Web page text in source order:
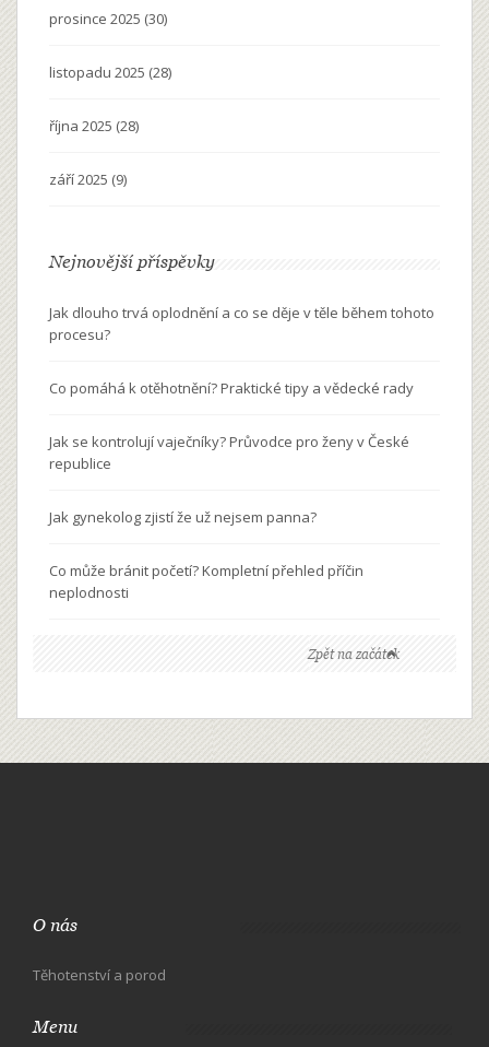
prosince 2025 (30)
listopadu 2025 (28)
října 2025 (28)
září 2025 (9)
Nejnovější příspěvky
Jak dlouho trvá oplodnění a co se děje v těle během tohoto
procesu?
Co pomáhá k otěhotnění? Praktické tipy a vědecké rady
Jak se kontrolují vaječníky? Průvodce pro ženy v České
republice
Jak gynekolog zjistí že už nejsem panna?
Co může bránit početí? Kompletní přehled příčin
neplodnosti
Zpět na začátek
O nás
Těhotenství a porod
Menu